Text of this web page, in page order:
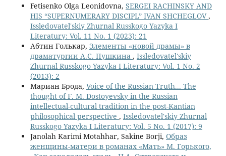
Fetisenko Olga Leonidovna, SERGEI RACHINSKY AND
HIS “SUPERNUMERARY DISCIPL” IVAN SHCHEGLOV,
Issledovatel'skiy Zhurnal Russkogo Yazyka I
Literatury: Vol. 11 No. 1 (2023): 21
Абтин Голькар, Элементы «новой драмы» в
драматургии А.С. Пушкина , Issledovatel'skiy
Zhurnal Russkogo Yazyka I Literatury: Vol. 1 No. 2
(2013): 2
Мариан Брода, Voice of the Russian Truth... The
thought of F. M. Dostoyevsky in the Russian
intellectual-cultural tradition in the post-Kantian
philosophical perspective , Issledovatel'skiy Zhurnal
Russkogo Yazyka I Literatury: Vol. 5 No. 1 (2017): 9
Janolah Karimi Motahhar, Sakine Borji, Образ
женщины-матери в романах «Мать» М. Горького,